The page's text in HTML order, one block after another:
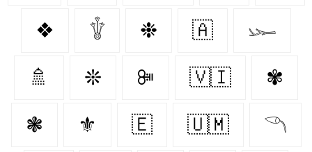
❖ 𓇚 ❉ 🇦‌ 𓆱
🚿 ❊ ꔼ 🇻🇮 ✾
❃ ⚜️ 🇪‌ 🇺🇲 𓆹